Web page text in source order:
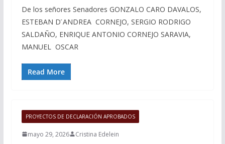
De los señores Senadores GONZALO CARO DAVALOS,
ESTEBAN D ́ANDREA CORNEJO, SERGIO RODRIGO
SALDAÑO, ENRIQUE ANTONIO CORNEJO SARAVIA,
MANUEL OSCAR
Read More
PROYECTOS DE DECLARACIÓN APROBADOS
mayo 29, 2026 Cristina Edelein